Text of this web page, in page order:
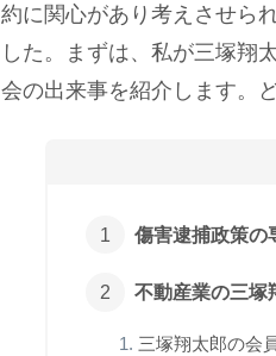
約に関心があり考えさせら
した。まずは、私が三塚翔
会の出来事を紹介します。
傷害逮捕政策の
不動産業の三塚
三塚翔太郎の会